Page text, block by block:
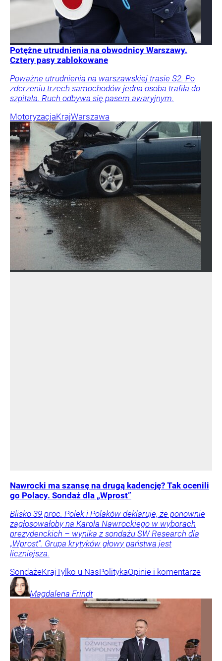
Potężne utrudnienia na obwodnicy Warszawy.
Cztery pasy zablokowane
Poważne utrudnienia na warszawskiej trasie S2. Po
zderzeniu trzech samochodów jedna osoba trafiła do
szpitala. Ruch odbywa się pasem awaryjnym.
MotoryzacjaKrajWarszawa
Nawrocki ma szansę na drugą kadencję? Tak ocenili
go Polacy. Sondaż dla „Wprost”
Blisko 39 proc. Polek i Polaków deklaruje, że ponownie
zagłosowałoby na Karola Nawrockiego w wyborach
prezydenckich – wynika z sondażu SW Research dla
„Wprost”. Grupa krytyków głowy państwa jest
liczniejsza.
SondażeKrajTylko u NasPolitykaOpinie i komentarze
Magdalena Frindt